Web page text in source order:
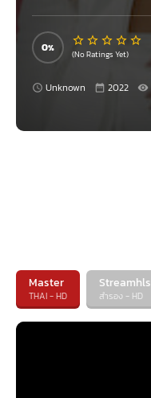
0 (No Ratings Yet)
Unknown 2022
Master
THAI - HD
Streamhls
สำรอง - HD